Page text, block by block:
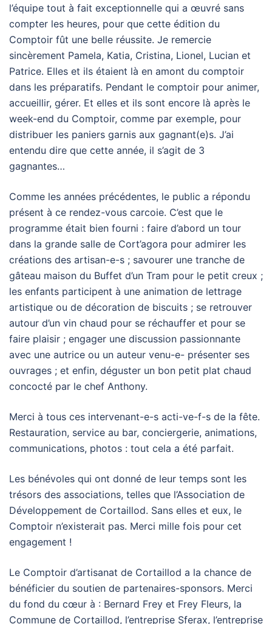
l’équipe tout à fait exceptionnelle qui a œuvré sans
compter les heures, pour que cette édition du
Comptoir fût une belle réussite. Je remercie
sincèrement Pamela, Katia, Cristina, Lionel, Lucian et
Patrice. Elles et ils étaient là en amont du comptoir
dans les préparatifs. Pendant le comptoir pour animer,
accueillir, gérer. Et elles et ils sont encore là après le
week-end du Comptoir, comme par exemple, pour
distribuer les paniers garnis aux gagnant(e)s. J’ai
entendu dire que cette année, il s’agit de 3
gagnantes…
Comme les années précédentes, le public a répondu
présent à ce rendez-vous carcoie. C’est que le
programme était bien fourni : faire d’abord un tour
dans la grande salle de Cort’agora pour admirer les
créations des artisan-e-s ; savourer une tranche de
gâteau maison du Buffet d’un Tram pour le petit creux ;
les enfants participent à une animation de lettrage
artistique ou de décoration de biscuits ; se retrouver
autour d’un vin chaud pour se réchauffer et pour se
faire plaisir ; engager une discussion passionnante
avec une autrice ou un auteur venu-e- présenter ses
ouvrages ; et enfin, déguster un bon petit plat chaud
concocté par le chef Anthony.
Merci à tous ces intervenant-e-s acti-ve-f-s de la fête.
Restauration, service au bar, conciergerie, animations,
communications, photos : tout cela a été parfait.
Les bénévoles qui ont donné de leur temps sont les
trésors des associations, telles que l’Association de
Développement de Cortaillod. Sans elles et eux, le
Comptoir n’existerait pas. Merci mille fois pour cet
engagement !
Le Comptoir d’artisanat de Cortaillod a la chance de
bénéficier du soutien de partenaires-sponsors. Merci
du fond du cœur à : Bernard Frey et Frey Fleurs, la
Commune de Cortaillod, l’entreprise Sferax, l’entreprise